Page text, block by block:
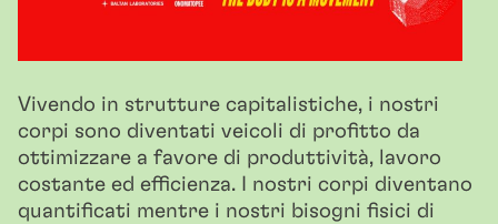
Vivendo in strutture capitalistiche, i nostri
corpi sono diventati veicoli di profitto da
ottimizzare a favore di produttività, lavoro
costante ed efficienza. I nostri corpi diventano
quantificati mentre i nostri bisogni fisici di